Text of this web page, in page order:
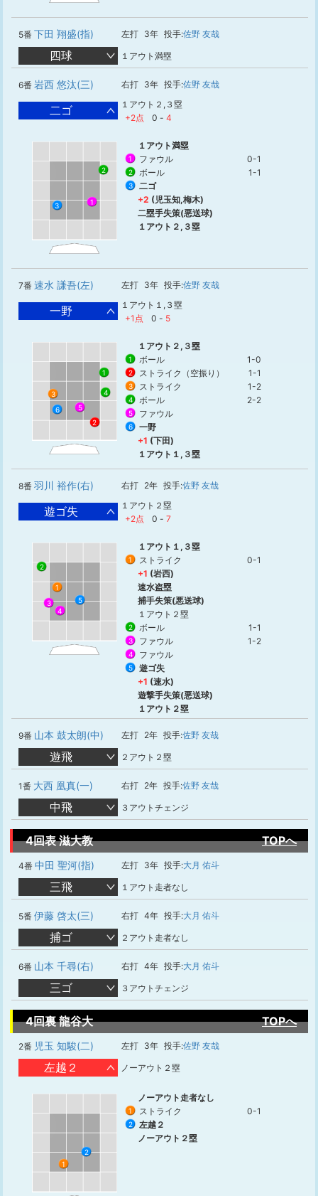
5番 下田 翔盛(指) 左打 3年 投手:佐野 友哉
四球 １アウト満塁
6番 岩西 悠汰(三) 右打 3年 投手:佐野 友哉
二ゴ
１アウト２,３塁
+2点
0 - 4
1
2
3
１アウト満塁
1 ファウル 0-1
2 ボール 1-1
3
二ゴ
+2 (児玉知,梅木)
二塁手失策(悪送球)
１アウト２,３塁
7番 速水 謙吾(左) 左打 3年 投手:佐野 友哉
一野
１アウト１,３塁
+1点
0 - 5
1
2
3
4
5
6
１アウト２,３塁
1 ボール 1-0
2 ストライク（空振り） 1-1
3 ストライク 1-2
4 ボール 2-2
5 ファウル
6
一野
+1 (下田)
１アウト１,３塁
8番 羽川 裕作(右) 右打 2年 投手:佐野 友哉
遊ゴ失
１アウト２塁
+2点
0 - 7
1
2
3
4
5
１アウト１,３塁
1 ストライク
0-1
+1 (岩西)
速水盗塁
捕手失策(悪送球)
１アウト２塁
2 ボール 1-1
3 ファウル 1-2
4 ファウル
5
遊ゴ失
+1 (速水)
遊撃手失策(悪送球)
１アウト２塁
9番 山本 鼓太朗(中) 左打 2年 投手:佐野 友哉
遊飛 ２アウト２塁
1番 大西 凰真(一) 右打 2年 投手:佐野 友哉
中飛 ３アウトチェンジ
4回表 滋大教 TOPへ
4番 中田 聖河(指) 左打 3年 投手:大月 佑斗
三飛 １アウト走者なし
5番 伊藤 啓太(三) 右打 4年 投手:大月 佑斗
捕ゴ ２アウト走者なし
6番 山本 千尋(右) 右打 4年 投手:大月 佑斗
三ゴ ３アウトチェンジ
4回裏 龍谷大 TOPへ
2番 児玉 知駿(二) 左打 3年 投手:佐野 友哉
左越２ ノーアウト２塁
1
2
ノーアウト走者なし
1 ストライク 0-1
2
左越２
ノーアウト２塁